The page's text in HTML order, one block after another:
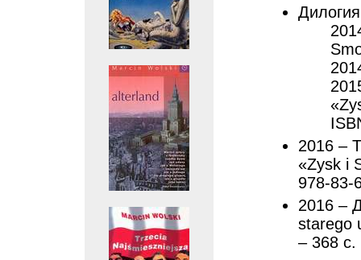
2016 –
«Zysk i
978-83-
2016 –
starego
– 368 с.